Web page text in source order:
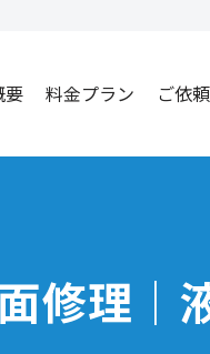
要 料金プラン ご依
修理｜